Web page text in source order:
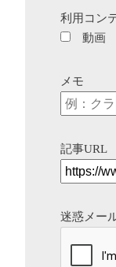
利用コン
動画
メモ
記事URL
迷惑メー